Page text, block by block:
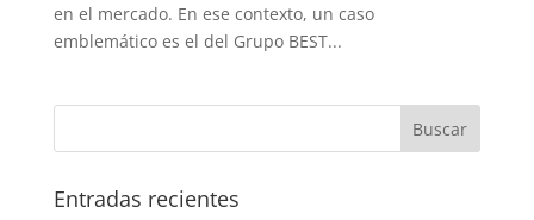
en el mercado. En ese contexto, un caso
emblemático es el del Grupo BEST...
Entradas recientes